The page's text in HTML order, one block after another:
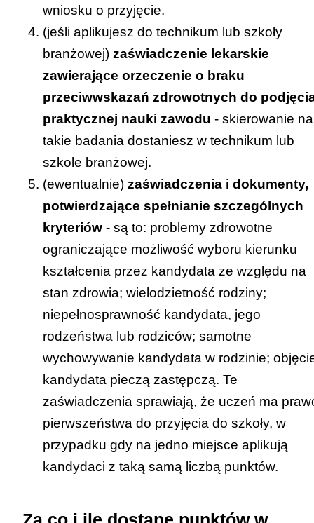
[KLIK]
ZACHODNIOPOMORSKIE Kuratorium
Oświaty
Strona internetowa kuratorium:
www.kuratorium.szczecin.pl
Link do zakładki z informacją o rekrutacji –
[KLIK ]
wniosku o przyjęcie.
(jeśli aplikujesz do technikum lub szkoły
branżowej) zaświadczenie lekarskie
zawierające orzeczenie o braku
przeciwwskazań zdrowotnych do
praktycznej nauki zawodu - skierowanie na
takie badania dostaniesz w technikum lub
szkole branżowej.
(ewentualnie) zaświadczenia i dokumenty,
potwierdzające spełnianie szczególnych
kryteriów- są to: problemy zdrowotne
ograniczające możliwość wyboru kierunku
kształcenia przez kandydata ze względu na
stan zdrowia; wielodzietność rodziny;
niepełnosprawność kandydata, jego
rodzeństwa lub rodziców; samotne
wychowywanie kandydata w rodzinie;
kandydata pieczą zastępczą. Te
zaświadczenia sprawiają, że uczeń ma
pierwszeństwa do przyjęcia do szkoły, w
przypadku gdy na jedno miejsce aplikują
kandydaci z taką samą liczbą punktów.